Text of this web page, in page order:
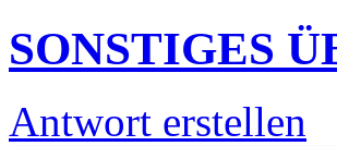
SONSTIGES
Antwort erstellen